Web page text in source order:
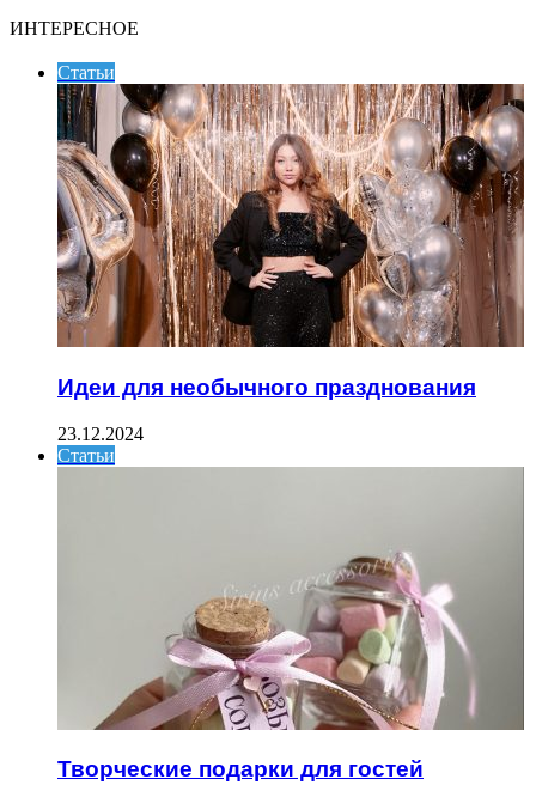
ИНТЕРЕСНОЕ
Статьи
Идеи для необычного празднования
23.12.2024
Статьи
Творческие подарки для гостей